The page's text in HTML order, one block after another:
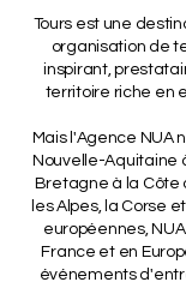
Tours est une
organisation de
inspirant,
territoire riche en
Mais l'Agence NUA
Nouvelle-Aquitaine
Bretagne à la Côte
les Alpes, la Corse
européennes,
France et en
événements